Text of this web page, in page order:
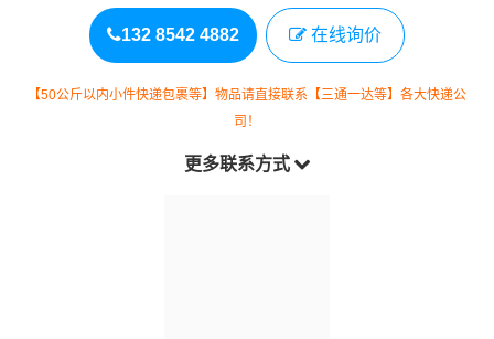
132 8542 4882 在线询价
【50公斤以内小件快递包裹等】物品请直接联系【三通一达等】各大快递公
司！
更多联系方式